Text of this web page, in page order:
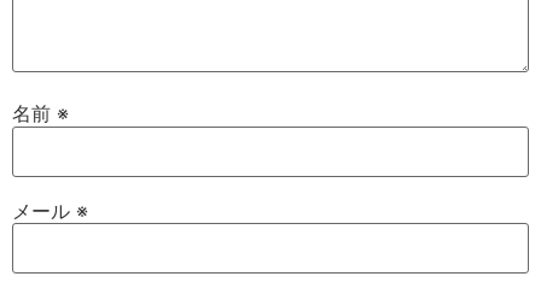
名前 ※
メール ※